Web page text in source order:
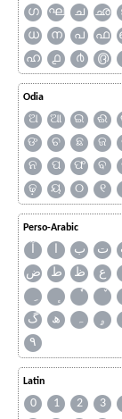
ഗ
ഘ ച ഛ
ധ
ന പ ഫ
ഹ
൧ ൪ ൫
Odia
ଅ ଆ ଇ ଈ
ଙ
ଚ ଛ ଜ
ନ
ପ ଫ ବ
ଢ଼
ୟ ୦ ୧
Perso-Arabic
آ ا ب ت
ض
ط ظ ع
گ
ھ ہ ۄ
۹
Latin
0 1 2 3